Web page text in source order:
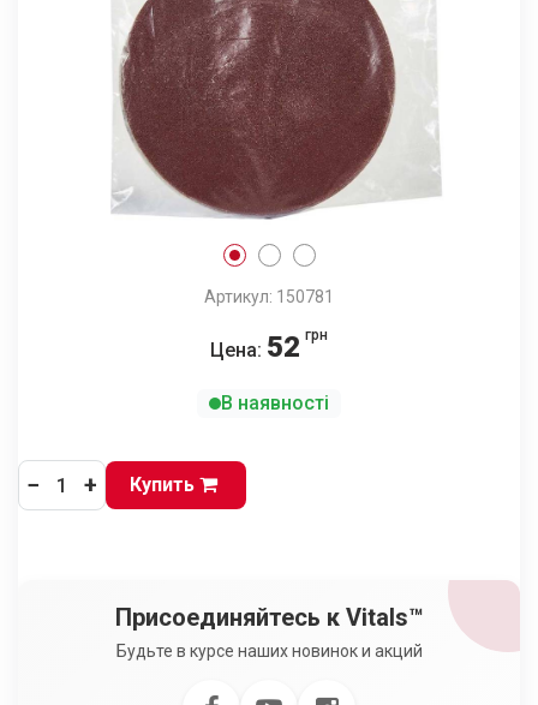
Артикул: 150781
Цена: 52 грн
В наявності
− + Купить
Присоединяйтесь к Vitals™
Будьте в курсе наших новинок и акций